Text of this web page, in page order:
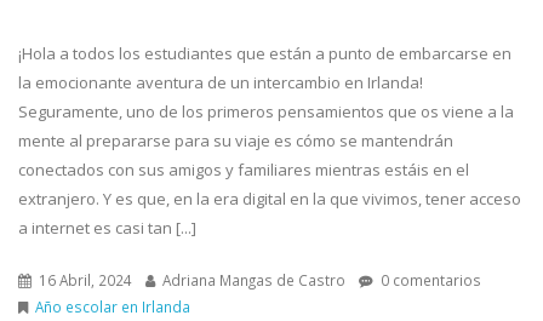
¡Hola a todos los estudiantes que están a punto de embarcarse en
la emocionante aventura de un intercambio en Irlanda!
Seguramente, uno de los primeros pensamientos que os viene a la
mente al prepararse para su viaje es cómo se mantendrán
conectados con sus amigos y familiares mientras estáis en el
extranjero. Y es que, en la era digital en la que vivimos, tener acceso
a internet es casi tan [...]
16 Abril, 2024 Adriana Mangas de Castro
0 comentarios
Año escolar en Irlanda